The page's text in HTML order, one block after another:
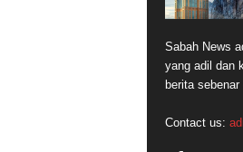
Sabah News
yang adil dan
berita
Contact us: